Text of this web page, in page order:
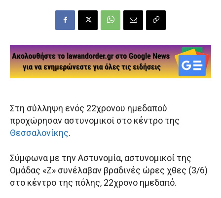
Στη σύλληψη ενός 22χρονου ημεδαπού
προχώρησαν αστυνομικοί στο κέντρο της
Θεσσαλονίκης.
Σύμφωνα με την Αστυνομία, αστυνομικοί της
Ομάδας «Ζ» συνέλαβαν βραδινές ώρες χθες (3/6)
στο κέντρο της πόλης, 22χρονο ημεδαπό.